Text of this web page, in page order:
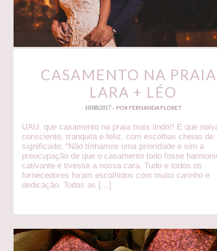
CASAMENTO NA
LARA + LÉO
10/08/2017 - POR FERNANDA FLORET
UAU, que casamento na praia mais lindo!! E que
consciente, tranquila e feliz, com escolhas cheias de
significado: “Não tínhamos uma prioridade e sim a
preocupação de que o casamento todo fosse
cativante e tivesse a nossa cara. Tudo e todos os
fornecedores foram escolhidos com muito carinho e
dedicação. Todas as […]